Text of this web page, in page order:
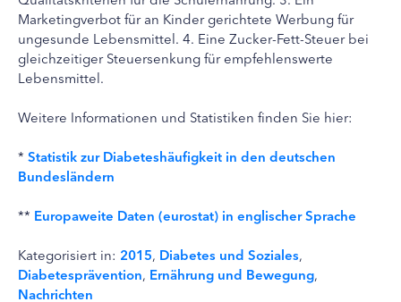
Marketingverbot für an Kinder gerichtete Werbung für
ungesunde Lebensmittel. 4. Eine Zucker-Fett-Steuer bei
gleichzeitiger Steuersenkung für empfehlenswerte
Lebensmittel.
Weitere Informationen und Statistiken finden Sie hier:
* Statistik zur Diabeteshäufigkeit in den deutschen
Bundesländern
** Europaweite Daten (eurostat) in englischer Sprache
Kategorisiert in: 2015, Diabetes und Soziales,
Diabetesprävention, Ernährung und Bewegung,
Nachrichten